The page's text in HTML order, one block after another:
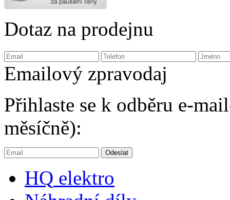
Dotaz na prodejnu
Emailový zpravodaj
Přihlaste se k odběru e-
měsíčně):
HQ elektro